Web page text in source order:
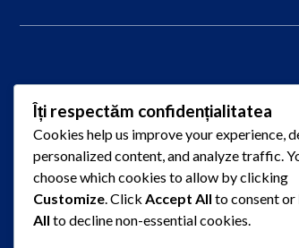
© 2025PareriLucrareLicenta.ro–
Caută păreri despre firme de
raportate pentru plagiat,
comandă lucrare de licență
Îți respectăm confidențialitatea
Cookies help us improve your experience,
personalized content, and analyze traffic.
choose which cookies to allow by clicking
Customize. Click Accept All to consent or
All to decline non-essential cookies.